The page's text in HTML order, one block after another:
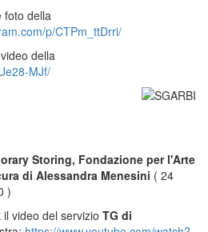
foto della
p/CTPm_ttDrri/
della
MJf/
Storing, Fondazione per l'Arte
di Alessandra Menesini ( 24
)
video del servizio TG di